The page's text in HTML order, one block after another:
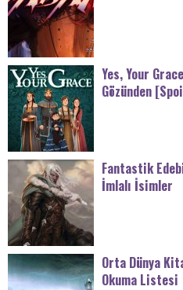
Yes, Your
Gözünden
Fantastik
İmlalı İsimler
Orta Dünya
Okuma Listesi